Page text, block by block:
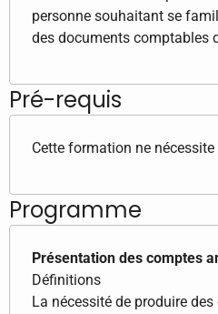
personne souhaitant se
des documents comptables
Pré-requis
Cette formation ne
Programme
Présentation des comptes
Définitions
La nécessité de produire